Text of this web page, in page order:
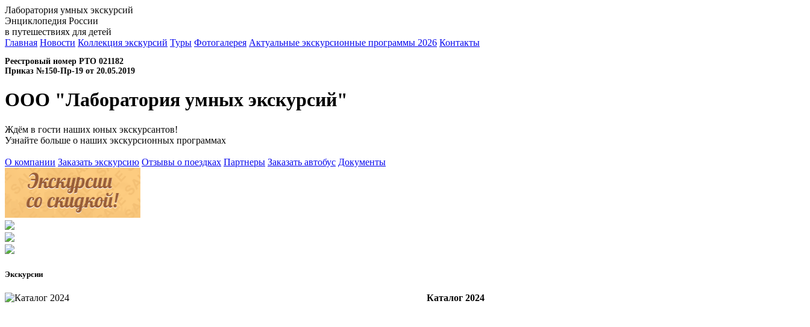
Лаборатория умных экскурсий
Энциклопедия России
в путешествиях для детей
Главная Новости Коллекция экскурсий Туры Фотогалерея Актуальные экскурсионные программы 2026 Контакты
Реестровый номер РТО 021182
Приказ №150-Пр-19 от 20.05.2019
ООО "Лаборатория умных экскурсий"
Ждём в гости наших юных экскурсантов!
Узнайте больше о наших экскурсионных программах
О компании Заказать экскурсию Отзывы о поездках Партнеры Заказать автобус Документы
Экскурсии
Каталог 2024